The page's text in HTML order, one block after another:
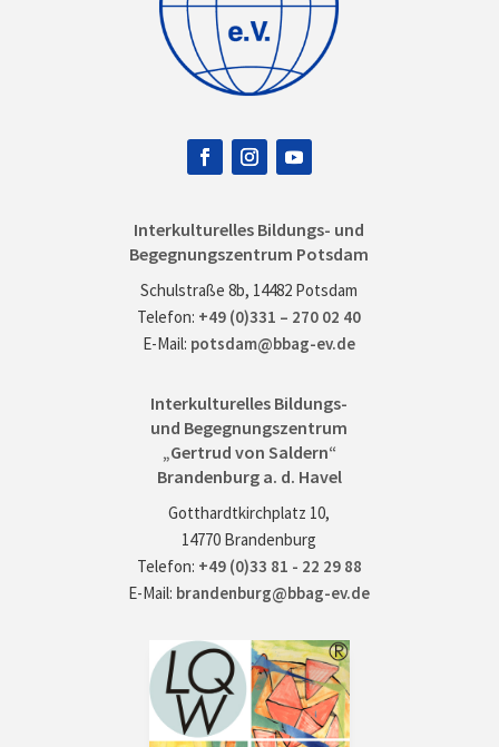
Interkulturelles Bildungs- und
Begegnungszentrum Potsdam
Schulstraße 8b, 14482 Potsdam
Telefon: +49 (0)331 – 270 02 40
E-Mail: potsdam@bbag-ev.de
Interkulturelles Bildungs-
und Begegnungszentrum
„Gertrud von Saldern“
Brandenburg a. d. Havel
Gotthardtkirchplatz 10,
14770 Brandenburg
Telefon: +49 (0)33 81 - 22 29 88
E-Mail: brandenburg@bbag-ev.de